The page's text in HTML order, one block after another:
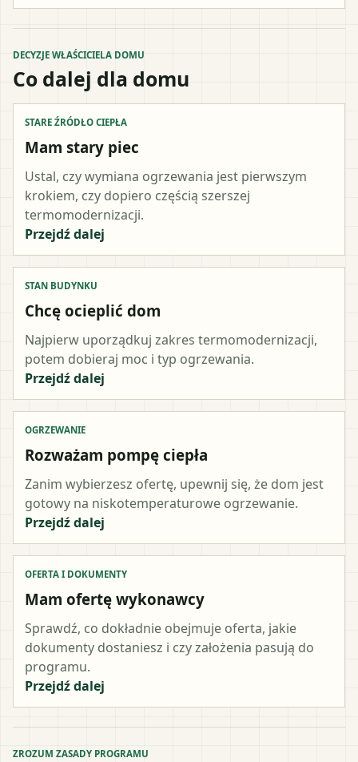
DECYZJE WŁAŚCICIELA DOMU
Co dalej dla domu
STARE ŹRÓDŁO CIEPŁA
Mam stary piec
Ustal, czy wymiana ogrzewania jest pierwszym
krokiem, czy dopiero częścią szerszej
termomodernizacji.
Przejdź dalej
STAN BUDYNKU
Chcę ocieplić dom
Najpierw uporządkuj zakres termomodernizacji,
potem dobieraj moc i typ ogrzewania.
Przejdź dalej
OGRZEWANIE
Rozważam pompę ciepła
Zanim wybierzesz ofertę, upewnij się, że dom jest
gotowy na niskotemperaturowe ogrzewanie.
Przejdź dalej
OFERTA I DOKUMENTY
Mam ofertę wykonawcy
Sprawdź, co dokładnie obejmuje oferta, jakie
dokumenty dostaniesz i czy założenia pasują do
programu.
Przejdź dalej
ZROZUM ZASADY PROGRAMU